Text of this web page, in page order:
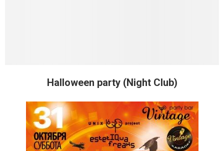
Halloween party (Night Club)